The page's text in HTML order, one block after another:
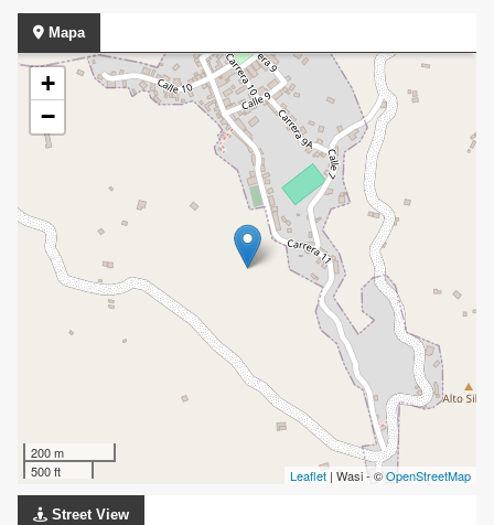
Mapa
+
−
200 m
500 ft
Leaflet | Wasi - ©OpenStreetMap
Street View